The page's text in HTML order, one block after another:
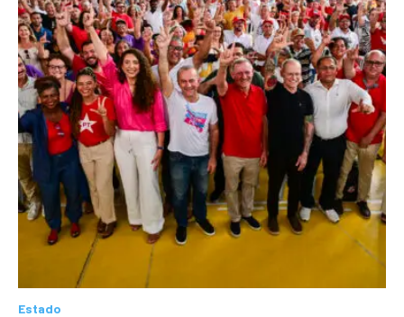
Estado